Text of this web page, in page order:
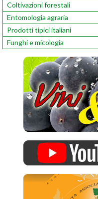
Coltivazioni forestali
Entomologia agraria
Prodotti tipici italiani
Funghi e micologia